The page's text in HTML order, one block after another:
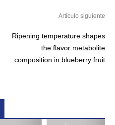
Artículo siguiente
Ripening temperature shapes
the flavor metabolite
composition in blueberry fruit